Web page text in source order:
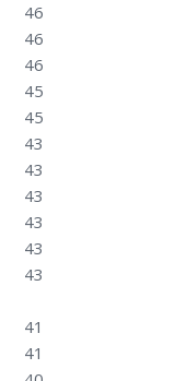
46
46
46
45
45
43
43
43
43
43
43
41
41